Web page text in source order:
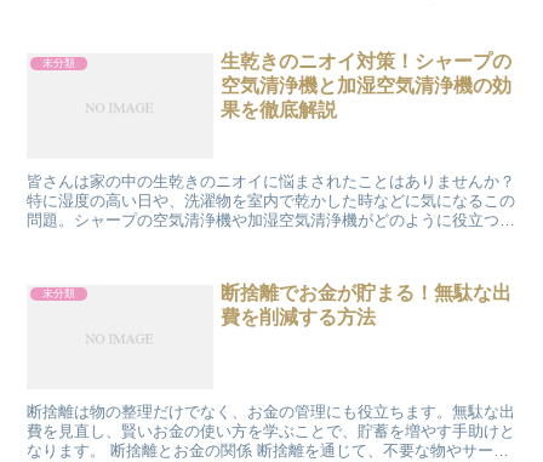
未分類
生乾きのニオイ対策！シャープの
空気清浄機と加湿空気清浄機の効
果を徹底解説
皆さんは家の中の生乾きのニオイに悩まされたことはありませんか？
特に湿度の高い日や、洗濯物を室内で乾かした時などに気になるこの
問題。シャープの空気清浄機や加湿空気清浄機がどのように役立つの
未分類
断捨離でお金が貯まる！無駄な出
費を削減する方法
断捨離は物の整理だけでなく、お金の管理にも役立ちます。無駄な出
費を見直し、賢いお金の使い方を学ぶことで、貯蓄を増やす手助けと
なります。 断捨離とお金の関係 断捨離を通じて、不要な物やサービ